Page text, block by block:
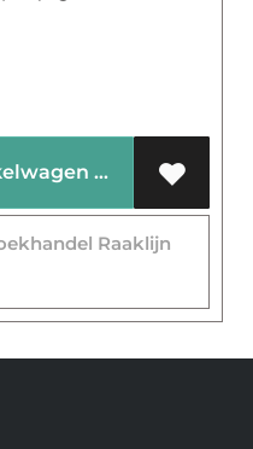
Voeg toe aan mijn winkelwagen
Raaklijn